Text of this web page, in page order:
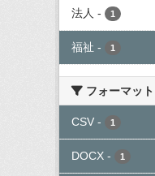
法人 - 1
福祉 - 1
フォーマット
CSV - 1
DOCX - 1